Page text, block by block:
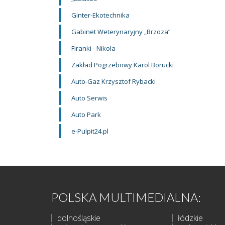
Ginter-Ekotechnika
Gabinet Weterynaryjny „Brzoza”
Firanki - Nikola
Zakład Pogrzebowy Karol Borucki
Auto-Gaz Krzysztof Rybacki
Auto Serwis
Auto Park
e-Pulpit24.pl
POLSKA MULTIMEDIALNA:
dolnośląskie
łódzkie